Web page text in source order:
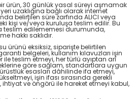
ürün, 30 günlük yasal süreyi aşmamak
uzaklığına bağlı olarak internet
belirtilen süre zarfında ALICI veya
kişi ve/veya kuruluşa teslim edilir. Bu
teslim edilememesi durumunda,
hakkı saklıdır.
ürünü eksiksiz, siparişte belirtilen
belgeleri, kullanım kılavuzları işin
teslim etmeyi, her türlü ayıptan arî
göre sağlam, standartlara uygun
esasları dâhilinde ifa etmeyi,
işin ifası sırasında gerekli
ve öngörü ile hareket etmeyi kabul,